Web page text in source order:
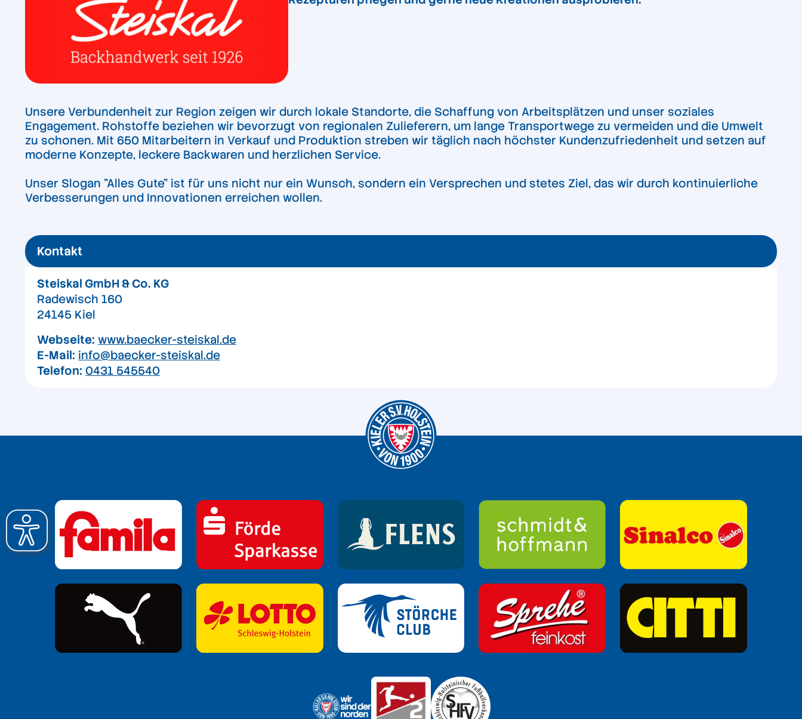
Unsere Verbundenheit zur Region zeigen wir durch lokale Standorte, die Schaffung von Arbeitsplätzen und unser soziales
Engagement. Rohstoffe beziehen wir bevorzugt von regionalen Zulieferern, um lange Transportwege zu vermeiden und die Umwelt
zu schonen. Mit 650 Mitarbeitern in Verkauf und Produktion streben wir täglich nach höchster Kundenzufriedenheit und setzen auf
moderne Konzepte, leckere Backwaren und herzlichen Service.
Unser Slogan "Alles Gute" ist für uns nicht nur ein Wunsch, sondern ein Versprechen und stetes Ziel, das wir durch kontinuierliche
Verbesserungen und Innovationen erreichen wollen.
Kontakt
Steiskal GmbH & Co. KG
Radewisch 160
24145 Kiel
Webseite: www.baecker-steiskal.de
E-Mail: info@baecker-steiskal.de
Telefon: 0431 545540